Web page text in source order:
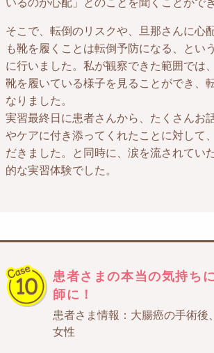
そこで、転倒のリスクや、旦那さんに心
も靴を履くことは転倒予防になる、とい
に行いました。私が観察できた範囲では
靴を履いている様子を見ることができ、
なりました。
実習最終日に患者さんから、たくさんお
やケアに付き添ってくれたことに対して
だきました。と同時に、涙を流されてい
的な実習体験でした。
患者さまの本当の気持ち
師に！
患者さま情報：大腸癌の手術後
女性